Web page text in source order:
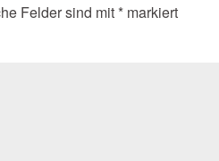
Felder sind mit * markiert